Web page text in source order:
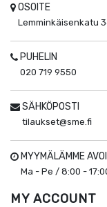
OSOITE
Lemminkäisenkatu
PUHELIN
020 719 9550
SÄHKÖPOSTI
tilaukset@sme.fi
MYYMÄLÄMME
Ma - Pe / 8:00 -
MY ACCOUNT